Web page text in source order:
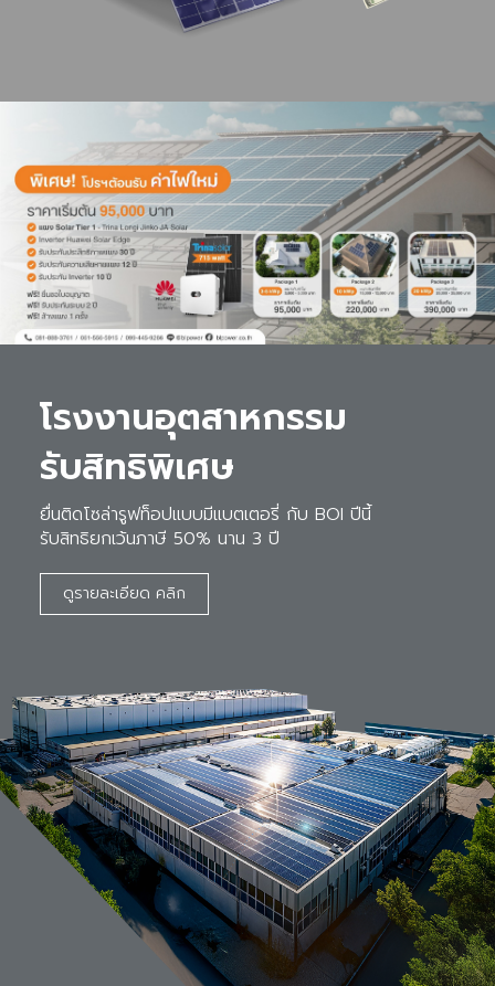
โรงงานอุตสาหกรรม
รับสิทธิพิเศษ
ยื่นติดโซล่ารูฟท็อปแบบมีแบตเตอรี่ กับ BOI ปีนี้
รับสิทธิยกเว้นภาษี 50% นาน 3 ปี
ดูรายละเอียด คลิก